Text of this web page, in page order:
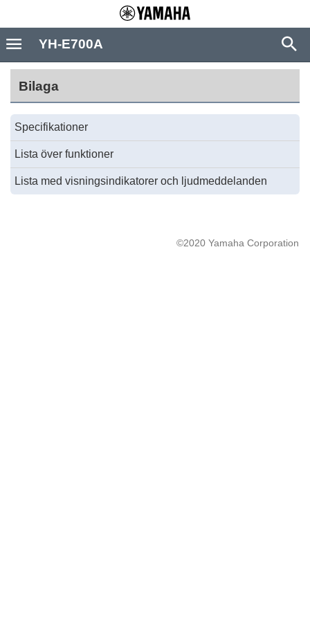
Bilaga
Specifikationer
Lista över funktioner
Lista med visningsindikatorer och ljudmeddelanden
©2020 Yamaha Corporation
YH-E700A